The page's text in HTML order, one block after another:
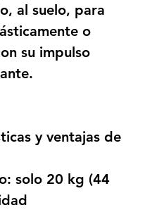
al suelo, para
o
su impulso
y ventajas de
solo 20 kg (44